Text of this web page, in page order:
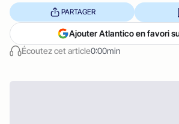
Écoutez cet article0:00min
PARTAGER
Ajouter Atlantico en favori